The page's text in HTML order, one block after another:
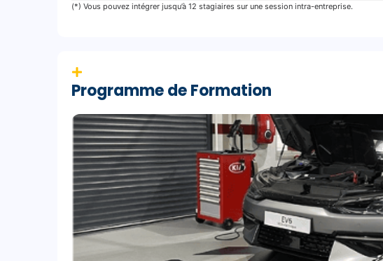
(*) Vous pouvez intégrer jusqu’à 12 stagiaires sur une session intra-entreprise.
Programme de Formation